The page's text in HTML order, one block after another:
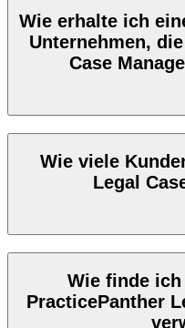
Wie erhalte ich
Unternehmen,
Case
Wie viele
Legal
Wie finde
PracticePanther